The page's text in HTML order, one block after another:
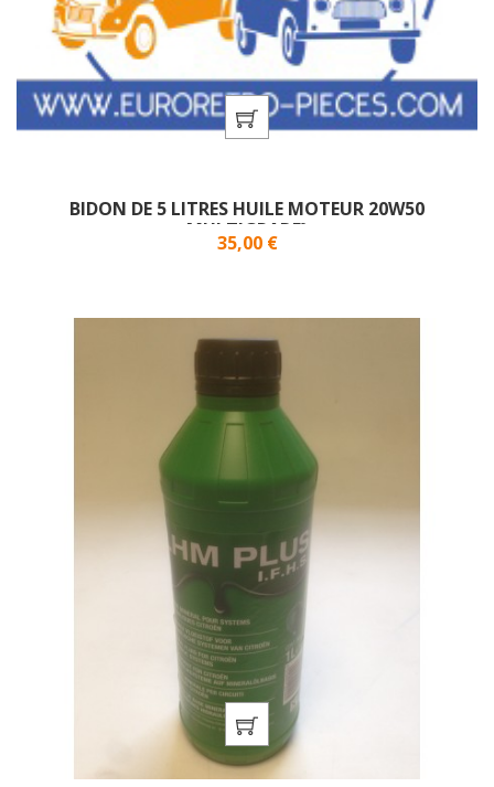
BIDON DE 5 LITRES HUILE MOTEUR 20W50
MULTIGRADE}
Prix
35,00 €